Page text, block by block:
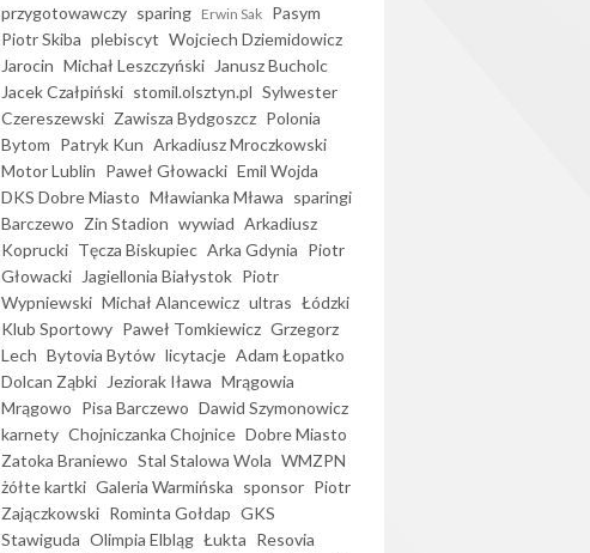
przygotowawczy sparing Erwin Sak Pasym
Piotr Skiba plebiscyt Wojciech Dziemidowicz
Jarocin Michał Leszczyński
Janusz Bucholc
Jacek Czałpiński stomil.olsztyn.pl Sylwester
Czereszewski Zawisza Bydgoszcz Polonia
Bytom Patryk Kun Arkadiusz Mroczkowski
Motor Lublin Paweł Głowacki Emil Wojda
DKS Dobre Miasto Mławianka Mława sparingi
Barczewo Zin Stadion wywiad Arkadiusz
Koprucki Tęcza Biskupiec Arka Gdynia Piotr
Głowacki
Jagiellonia Białystok Piotr
Wypniewski Michał Alancewicz ultras Łódzki
Klub Sportowy Paweł Tomkiewicz Grzegorz
Lech Bytovia Bytów licytacje Adam Łopatko
Dolcan Ząbki
Jeziorak Iława Mrągowia
Mrągowo Pisa Barczewo Dawid Szymonowicz
karnety Chojniczanka Chojnice Dobre Miasto
Zatoka Braniewo Stal Stalowa Wola WMZPN
żółte kartki Galeria Warmińska sponsor Piotr
Zajączkowski Rominta Gołdap GKS
Stawiguda Olimpia Elbląg Łukta Resovia